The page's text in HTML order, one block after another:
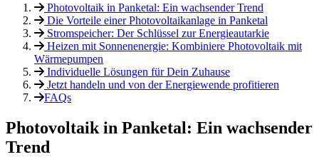
Photovoltaik in Panketal: Ein wachsender Trend
Die Vorteile einer Photovoltaikanlage in Panketal
Stromspeicher: Der Schlüssel zur Energieautarkie
Heizen mit Sonnenenergie: Kombiniere Photovoltaik mit
Wärmepumpen
Individuelle Lösungen für Dein Zuhause
Jetzt handeln und von der Energiewende profitieren
FAQs
Photovoltaik in Panketal: Ein wachsender
Trend